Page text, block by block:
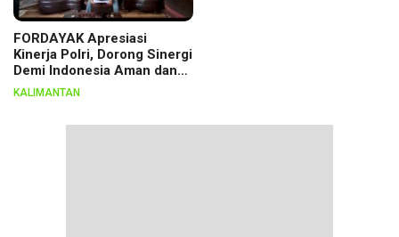
FORDAYAK Apresiasi
Kinerja Polri, Dorong Sinergi
Demi Indonesia Aman dan
Berkeadilan
KALIMANTAN